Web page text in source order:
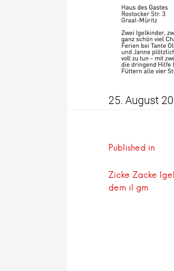
25. August
Published in
Zicke Zacke
dem il gm